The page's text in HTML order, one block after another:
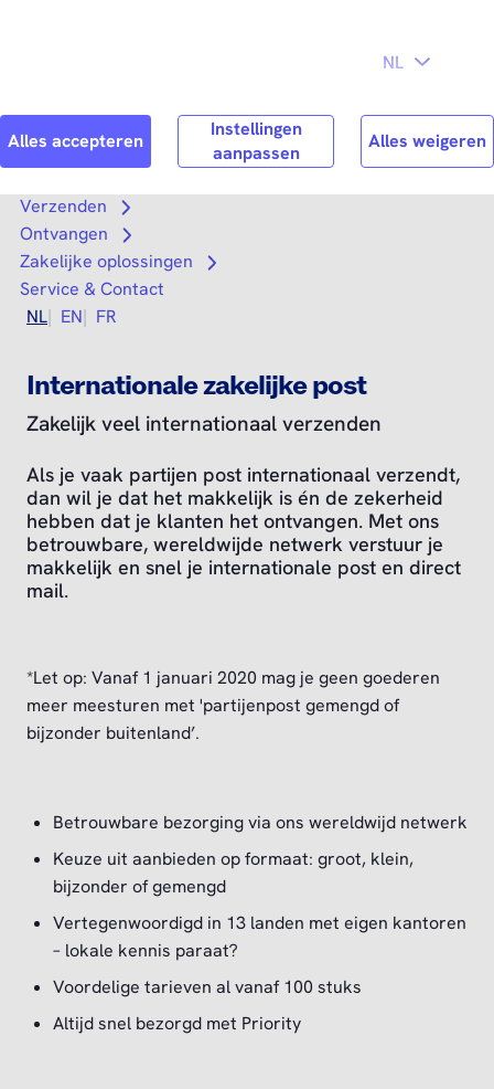
Search Zoek
Verzenden
Open submenu
Ontvangen
Open submenu
Zakelijke oplossingen
Open submenu
Service & Contact
NL
EN FR
Internationale zakelijke post
Zakelijk veel internationaal verzenden
Als je vaak partijen post internationaal verzendt,
dan wil je dat het makkelijk is én de zekerheid
hebben dat je klanten het ontvangen. Met ons
betrouwbare, wereldwijde netwerk verstuur je
makkelijk en snel je internationale post en direct
mail.
*Let op: Vanaf 1 januari 2020 mag je geen goederen
meer meesturen met 'partijenpost gemengd of
bijzonder buitenland’.
Betrouwbare bezorging via ons wereldwijd netwerk
Keuze uit aanbieden op formaat: groot, klein,
bijzonder of gemengd
Vertegenwoordigd in 13 landen met eigen kantoren
– lokale kennis paraat?
Voordelige tarieven al vanaf 100 stuks
Altijd snel bezorgd met Priority